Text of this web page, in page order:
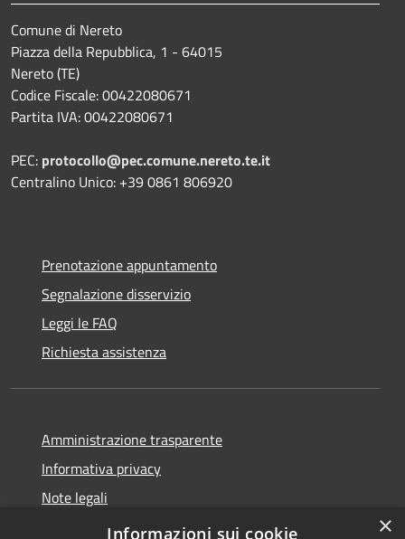
Comune di Nereto
Piazza della Repubblica, 1 - 64015
Nereto (TE)
Codice Fiscale: 00422080671
Partita IVA: 00422080671
PEC: protocollo@pec.comune.nereto.te.it
Centralino Unico: +39 0861 806920
Prenotazione appuntamento
Segnalazione disservizio
Leggi le FAQ
Richiesta assistenza
Amministrazione trasparente
Informativa privacy
Note legali
Dichiarazione di accessibilità
×
Informazioni sui cookie